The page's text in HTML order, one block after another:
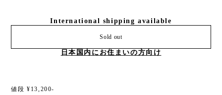
International shipping available
Sold out
日本国内にお住まいの方向け
値段 ¥13,200-